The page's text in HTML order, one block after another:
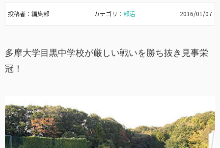
投稿者：編集部 カテゴリ： 部活 2016/01/07
多摩大学目黒中学校が厳しい戦いを勝ち抜き見事栄
冠！